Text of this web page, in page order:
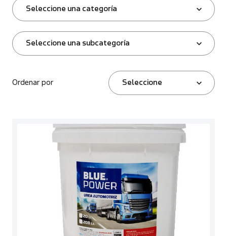
Seleccione una categoría
Seleccione una subcategoría
Ordenar por Seleccione